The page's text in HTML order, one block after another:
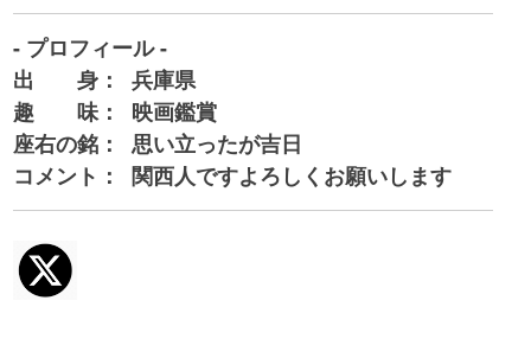
- プロフィール -
出 身：
兵庫県
趣 味：
映画鑑賞
座右の銘：
思い立ったが吉日
コメント：
関西人ですよろしくお願いします